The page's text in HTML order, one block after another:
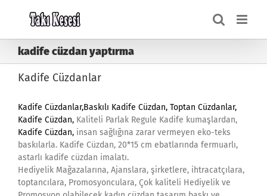
kadife cüzdan yaptırma
Kadife Cüzdanlar
Kadife Cüzdanlar,Baskılı Kadife Cüzdan, Toptan Cüzdanlar,
Kadife Cüzdan, Kaliteli Parlak Regule Kadife kumaşlardan,
Kadife Cüzdan, insan sağlığına zarar vermeyen eko-teks
baskılarla. Kadife Cüzdan, 20*15 cm ebatlarında fermuarlı,
astarlı kadife cüzdan imalatı.
Hediyelik Mağazalarına, Ajanslara, şirketlere, ihtracatçılara,
toptancılara, Promosyonculara, Çok kaliteli Hediyelik ve